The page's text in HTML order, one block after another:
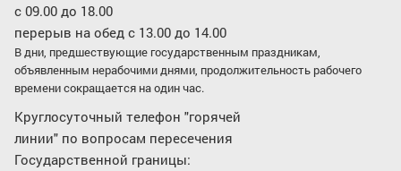
с 09.00 до 18.00
перерыв на обед с 13.00 до 14.00
В дни, предшествующие государственным праздникам,
объявленным нерабочими днями, продолжительность рабочего
времени сокращается на один час.
Круглосуточный телефон "горячей
линии" по вопросам пересечения
Государственной границы: